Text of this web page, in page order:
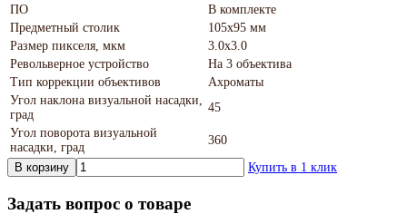
ПО
В комплекте
Предметный столик
105х95 мм
Размер пикселя, мкм
3.0x3.0
Револьверное устройство
На 3 объектива
Тип коррекции объективов
Ахроматы
Угол наклона визуальной насадки,
град
45
Угол поворота визуальной
насадки, град
360
В корзину
Купить в 1 клик
Задать вопрос о товаре